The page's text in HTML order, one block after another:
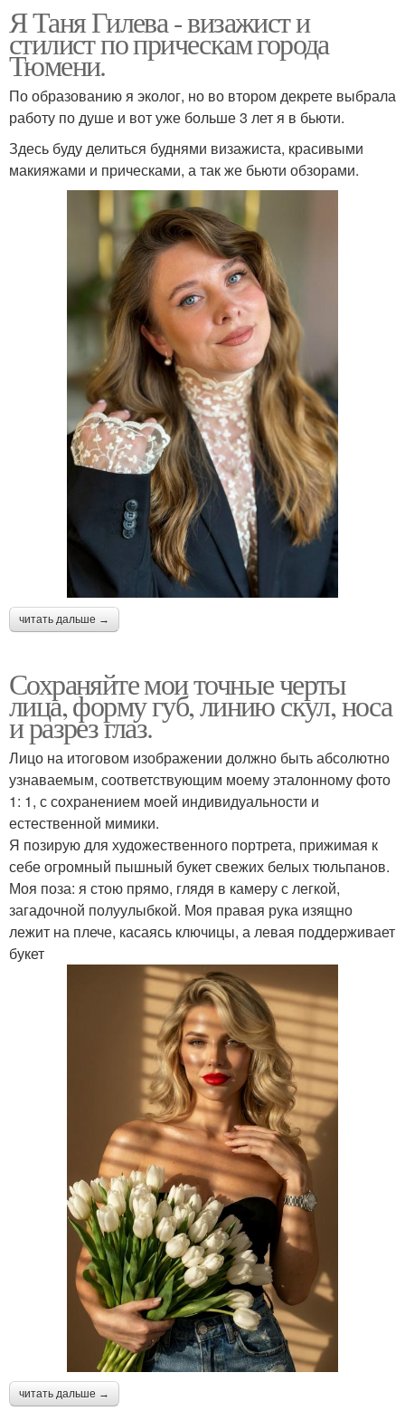
Я Таня Гилева - визажист и
стилист по прическам города
Тюмени.
По образованию я эколог, но во втором декрете выбрала
работу по душе и вот уже больше 3 лет я в бьюти.
Здесь буду делиться буднями визажиста, красивыми
макияжами и прическами, а так же бьюти обзорами.
читать дальше →
Сохраняйте мои точные черты
лица, форму губ, линию скул, носа
и разрез глаз.
Лицо на итоговом изображении должно быть абсолютно
узнаваемым, соответствующим моему эталонному фото
1: 1, с сохранением моей индивидуальности и
естественной мимики.
Я позирую для художественного портрета, прижимая к
себе огромный пышный букет свежих белых тюльпанов.
Моя поза: я стою прямо, глядя в камеру с легкой,
загадочной полуулыбкой. Моя правая рука изящно
лежит на плече, касаясь ключицы, а левая поддерживает
букет
читать дальше →